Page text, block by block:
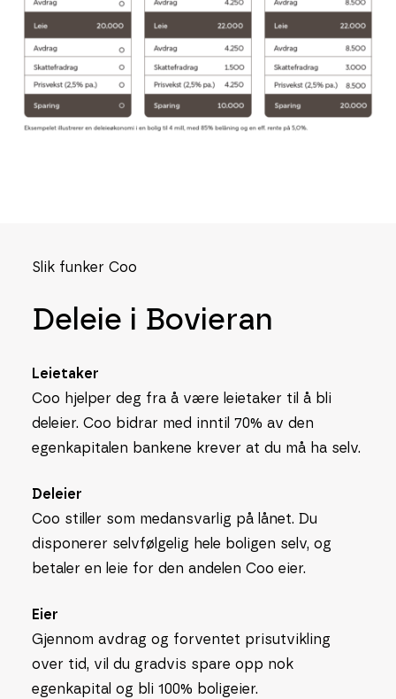
Slik funker Coo
Deleie i Bovieran
Leietaker
Coo hjelper deg fra å være leietaker til å bli
deleier. Coo bidrar med inntil 70% av den
egenkapitalen bankene krever at du må ha selv.
Deleier
Coo stiller som medansvarlig på lånet. Du
disponerer selvfølgelig hele boligen selv, og
betaler en leie for den andelen Coo eier.
Eier
Gjennom avdrag og forventet prisutvikling
over tid, vil du gradvis spare opp nok
egenkapital og bli 100% boligeier.